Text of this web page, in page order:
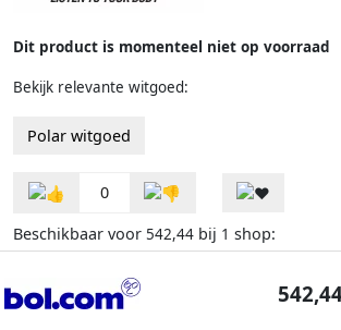
Dit product is momenteel niet op voorraad
Bekijk relevante witgoed:
Polar witgoed
0
Beschikbaar voor 542,44 bij 1 shop: